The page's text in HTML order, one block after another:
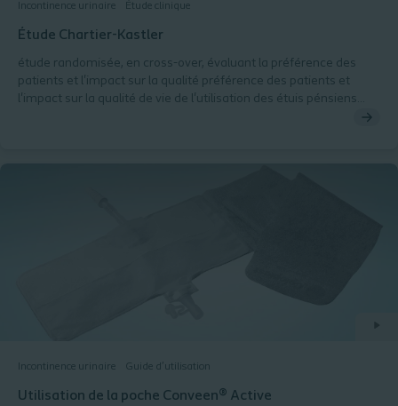
Incontinence urinaire Étude clinique
Étude Chartier-Kastler
étude randomisée, en cross-over, évaluant la préférence des
patients et l'impact sur la qualité préférence des patients et
l'impact sur la qualité de vie de l'utilisation des étuis pénsiens
Incontinence urinaire Guide d’utilisation
Utilisation de la poche Conveen® Active